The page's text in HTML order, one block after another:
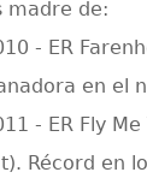
madre de:
- ER
en el
- ER Fly
Récord en